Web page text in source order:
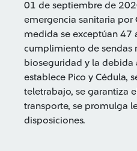
01 de septiembre de
emergencia sanitaria por
medida se exceptúan 47
cumplimiento de sendas
bioseguridad y la debida
establece Pico y Cédula,
teletrabajo, se garantiza
transporte, se promulga
disposiciones.